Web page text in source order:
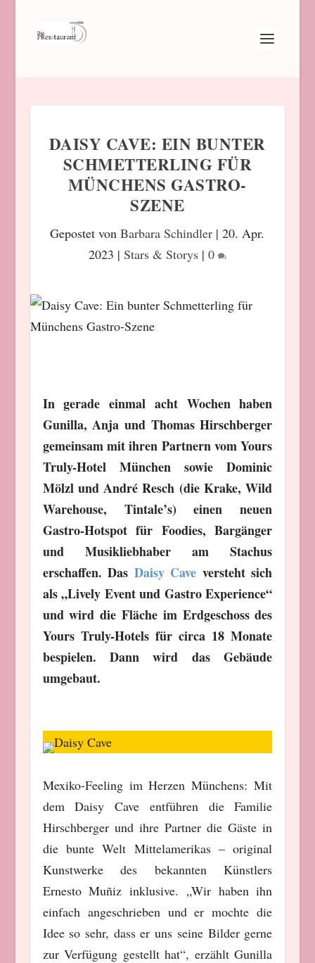
DAISY CAVE: EIN BUNTER
SCHMETTERLING FÜR
MÜNCHENS GASTRO-
SZENE
Gepostet vonBarbara Schindler |20. Apr.
2023 | Stars & Storys| 0
In gerade einmal acht Wochen haben
Gunilla, Anja und Thomas Hirschberger
gemeinsam mit ihren Partnern vom Yours
Truly-Hotel München sowie Dominic
Mölzl und André Resch (die Krake, Wild
Warehouse, Tintale’s) einen neuen
Gastro-Hotspot für Foodies, Bargänger
und Musikliebhaber am Stachus
erschaffen. Das Daisy Cave versteht sich
als „Lively Event und Gastro Experience“
und wird die Fläche im Erdgeschoss des
Yours Truly-Hotels für circa 18 Monate
bespielen. Dann wird das Gebäude
umgebaut.
Mexiko-Feeling im Herzen Münchens: Mit
dem Daisy Cave entführen die Familie
Hirschberger und ihre Partner die Gäste in
die bunte Welt Mittelamerikas – original
Kunstwerke des bekannten Künstlers
Ernesto Muñiz inklusive. „Wir haben ihn
einfach angeschrieben und er mochte die
Idee so sehr, dass er uns seine Bilder gerne
zur Verfügung gestellt hat“, erzählt Gunilla